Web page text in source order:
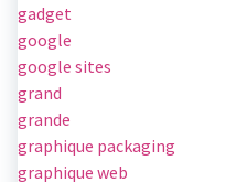
gadget
google
google sites
grand
grande
graphique packaging
graphique web